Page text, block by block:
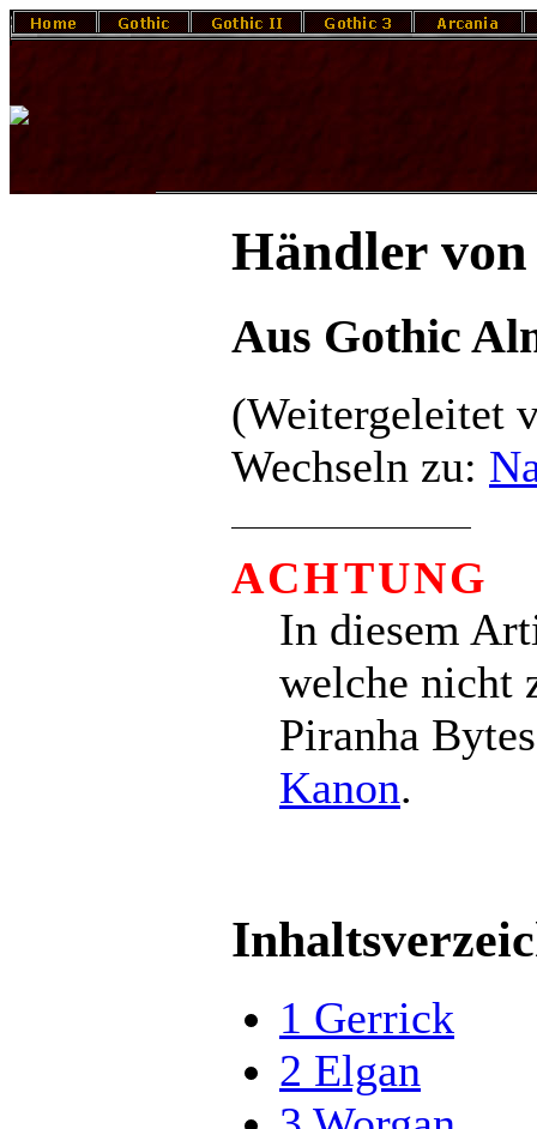
Händler
Aus Gothic
(Weitergeleitet
Wechseln zu:
ACHTUNG
In diesem
welche nicht
Piranha
Kanon.
1 Gerrick
2 Elgan